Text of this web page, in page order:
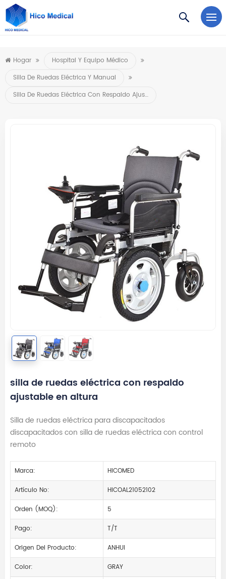
https://www.microsoft.com/en-us/microsoft-teams/log-in
Hogar
Hospital Y Equipo Médico
Silla De Ruedas Eléctrica Y Manual
Silla De Ruedas Eléctrica Con Respaldo Ajustable En Altura
silla de ruedas eléctrica con respaldo
ajustable en altura
Silla de ruedas eléctrica para discapacitados
discapacitados con silla de ruedas eléctrica con control
remoto
Marca:
HICOMED
Artículo No:
HICOAL21052102
Orden (MOQ):
5
Pago:
T/T
Origen Del Producto:
ANHUI
Color:
GRAY